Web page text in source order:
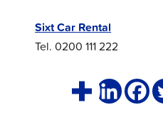
Sixt Car Rental
Tel. 0200 111 222